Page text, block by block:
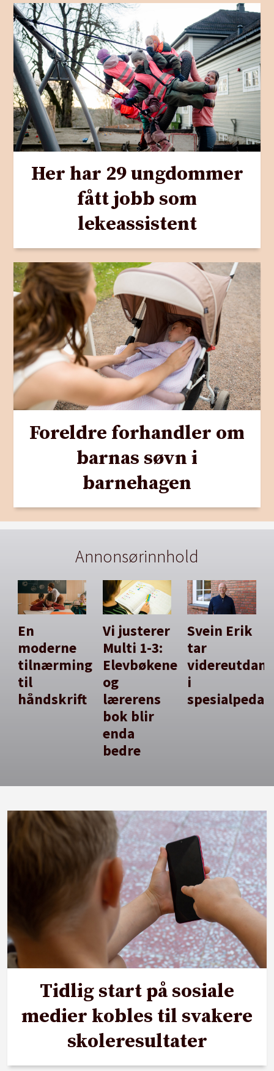
Her har 29 ungdommer
fått jobb som
lekeassistent
Foreldre forhandler om
barnas søvn i
barnehagen
Annonsørinnhold
En
moderne
tilnærming
til
håndskrift
Vi justerer
Multi 1-3:
Elevbøkene
og
lærerens
bok blir
enda
bedre
Svein Erik
tar
i
Tidlig start på sosiale
medier kobles til svakere
skoleresultater